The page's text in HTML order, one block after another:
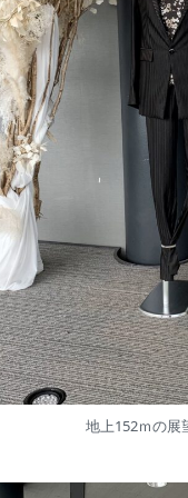
地上152ｍの展